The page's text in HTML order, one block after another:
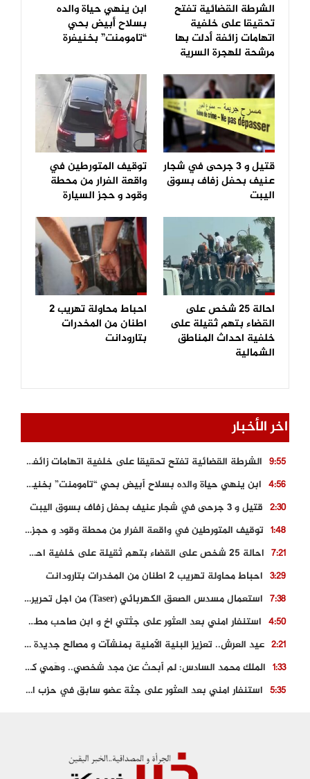
الشرطة القضائية تفتح
تحقيقا على خلفية
اتهامات زائفة أدلت بها
مرشحة للهجرة السرية
ابن ينهي حياة والده
بسلاح أبيض بحي
“تامومنت” بخنيفرة
قتيل و 3 جرحى في شجار
عنيف بحفل زفاف بسوق
اليبت
توقيف المتورطين في
واقعة الفرار من محطة
وقود و حجز السيارة
احالة 25 شخص على
القضاء بتهم ثقيلة على
خلفية احداث المناطق
الشمالية
احباط محاولة تهريب 2
اطنان من المخدرات
بتارودانت
اخر الأخبار
9:55
الشرطة القضائية تفتح تحقيقا على خلفية اتهامات زائفة أدلت بها مرشحة للهجرة السرية
4:56
ابن ينهي حياة والده بسلاح أبيض بحي “تامومنت” بخنيفرة
2:30 قتيل و 3 جرحى في شجار عنيف بحفل زفاف بسوق اليبت
1:48
توقيف المتورطين في واقعة الفرار من محطة وقود و حجز السيارة
7:21
احالة 25 شخص على القضاء بتهم ثقيلة على خلفية احداث المناطق الشمالية
3:29 احباط محاولة تهريب 2 اطنان من المخدرات بتارودانت
7:38
استعمال مسدس الصعق الكهربائي (Taser) من اجل تحرير شابة محتجزة
4:50
استنفار امني بعد العثور على جثتي اخ و ابن صاحب مطعم اسماك مشهور بطنجة
2:21
عيد العرش.. تعزيز البنية الأمنية بمنشآت و مصالح جديدة بكل من الحسيمة – فاس و الناظور
1:33
الملك محمد السادس: لم أبحث عن مجد شخصي.. وهَمي كرامة المغاربة
5:35
استنفار امني بعد العثور على جثة عضو سابق في حزب المصباح بالقنيطرة..
العثور على سبعينية جثة هامدة بمقر سكناها بمراكش